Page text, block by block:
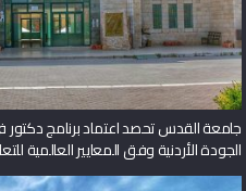
جامعة القدس تحصد اعتماد برنامج
الجودة الأردنية وفق المعايير العالمية